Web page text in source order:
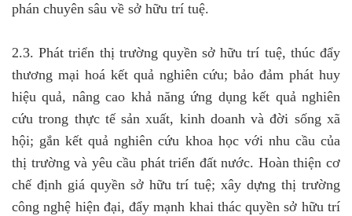
phán chuyên sâu về sở hữu trí tuệ.
2.3. Phát triển thị trường quyền sở hữu trí tuệ, thúc đẩy
thương mại hoá kết quả nghiên cứu; bảo đảm phát huy
hiệu quả, nâng cao khả năng ứng dụng kết quả nghiên
cứu trong thực tế sản xuất, kinh doanh và đời sống xã
hội; gắn kết quả nghiên cứu khoa học với nhu cầu của
thị trường và yêu cầu phát triển đất nước. Hoàn thiện cơ
chế định giá quyền sở hữu trí tuệ; xây dựng thị trường
công nghệ hiện đại, đẩy mạnh khai thác quyền sở hữu trí